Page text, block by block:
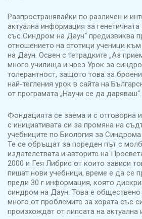
Разпространявайки по различен и
актуална информация за
със Синдром на Даун“ предизвиква
отношението на стотици ученици
на Даун. Освен с тетрадките „Аз
много училища и чрез Урок за
толерантност, защото това за
най-тегления урок в сайта на
от програмата „Научи се да даряваш“.
Фондацията се заема и с отговорна
с инициативата си за промяна на
учебниците по Биология за Синдрома
Те се обръщат за пореден път с
издателствата и авторите на
2000 и Гея Либрис от които зависи
пишат нови учебници, време е да се
преди 30 г информация, която
синдром на Даун. Това е обществено
много от проблемите за хората със
произхождат от липсата на актуална